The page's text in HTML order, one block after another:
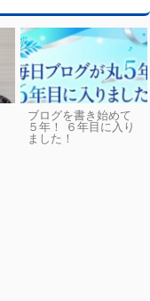
ブログを書き始めて
５年！ ６年目に入り
ました！